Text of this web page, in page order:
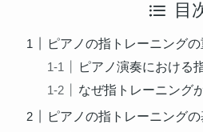
目
ピアノの指トレーニング
ピアノ演奏における
なぜ指トレーニング
ピアノの指トレーニングの